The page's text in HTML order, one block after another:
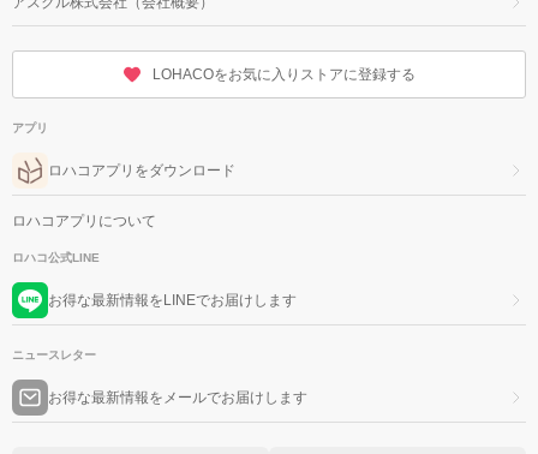
LOHACOをお気に入りストアに登録する
アプリ
ロハコアプリをダウンロード
ロハコアプリについて
ロハコ公式LINE
お得な最新情報をLINEでお届けします
ニュースレター
お得な最新情報をメールでお届けします